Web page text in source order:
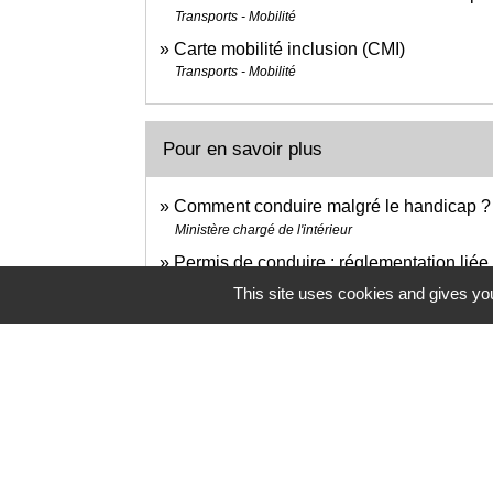
Transports - Mobilité
Carte mobilité inclusion (CMI)
Transports - Mobilité
Pour en savoir plus
Comment conduire malgré le handicap ?
Ministère chargé de l'intérieur
Permis de conduire : réglementation
Ministère chargé de l'intérieur
This site uses cookies and gives